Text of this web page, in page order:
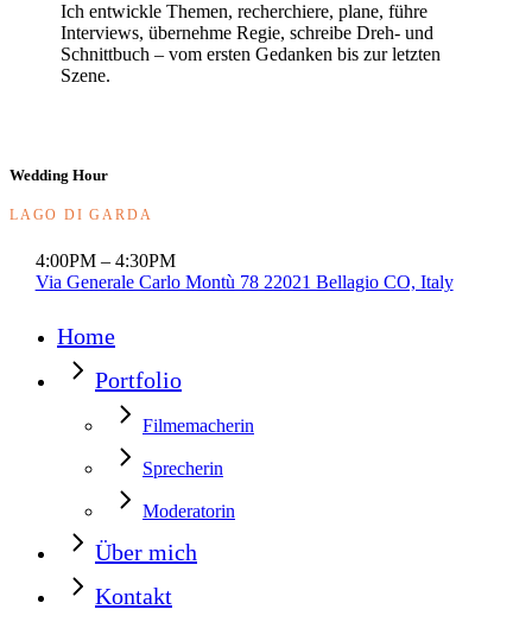
Ich entwickle Themen, recherchiere, plane, führe
Interviews, übernehme Regie, schreibe Dreh- und
Schnittbuch – vom ersten Gedanken bis zur letzten
Szene.
Wedding Hour
LAGO DI GARDA
4:00PM – 4:30PM
Via Generale Carlo Montù 78 22021 Bellagio CO, Italy
Home
Portfolio
Filmemacherin
Sprecherin
Moderatorin
Über mich
Kontakt